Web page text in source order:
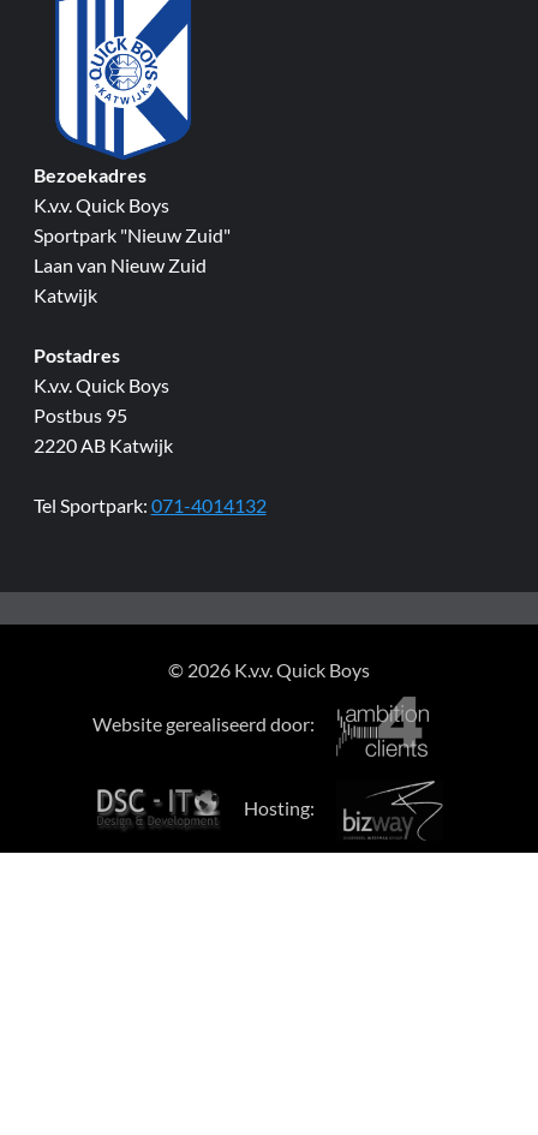
Bezoekadres
K.v.v. Quick Boys
Sportpark "Nieuw Zuid"
Laan van Nieuw Zuid
Katwijk
Postadres
K.v.v. Quick Boys
Postbus 95
2220 AB Katwijk
Tel Sportpark: 071-4014132
© 2026 K.v.v. Quick Boys
Website gerealiseerd door:
Hosting: